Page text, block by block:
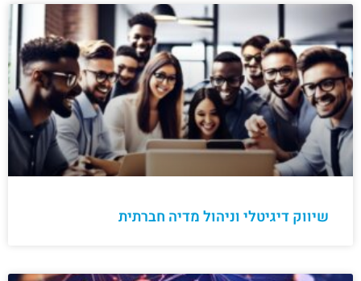
שיווק דיגיטלי וניהול מדיה חברתית